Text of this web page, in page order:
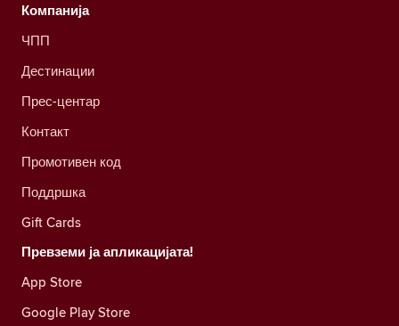
Компанија
ЧПП
Дестинации
Прес-центар
Контакт
Промотивен код
Поддршка
Gift Cards
Превземи ја апликацијата!
App Store
Google Play Store